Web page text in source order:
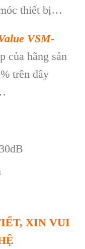
thiết bị…
VSM-
của hãng sản
trên dây
XIN VUI